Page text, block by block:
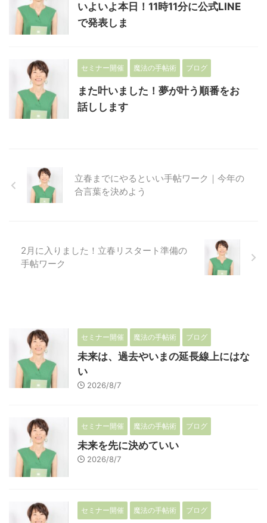
いよいよ本日！11時11分に公式LINE
で発表しま
セミナー開催 魔法の手帖術 ブログ
また叶いました！夢が叶う順番をお
話しします
立春までにやるといい手帖ワーク｜今年の
合言葉を決めよう
2月に入りました！立春リスタート準備の
手帖ワーク
セミナー開催 魔法の手帖術 ブログ
未来は、過去やいまの延長線上にはな
い
2026/8/7
セミナー開催 魔法の手帖術 ブログ
未来を先に決めていい
2026/8/7
セミナー開催 魔法の手帖術 ブログ